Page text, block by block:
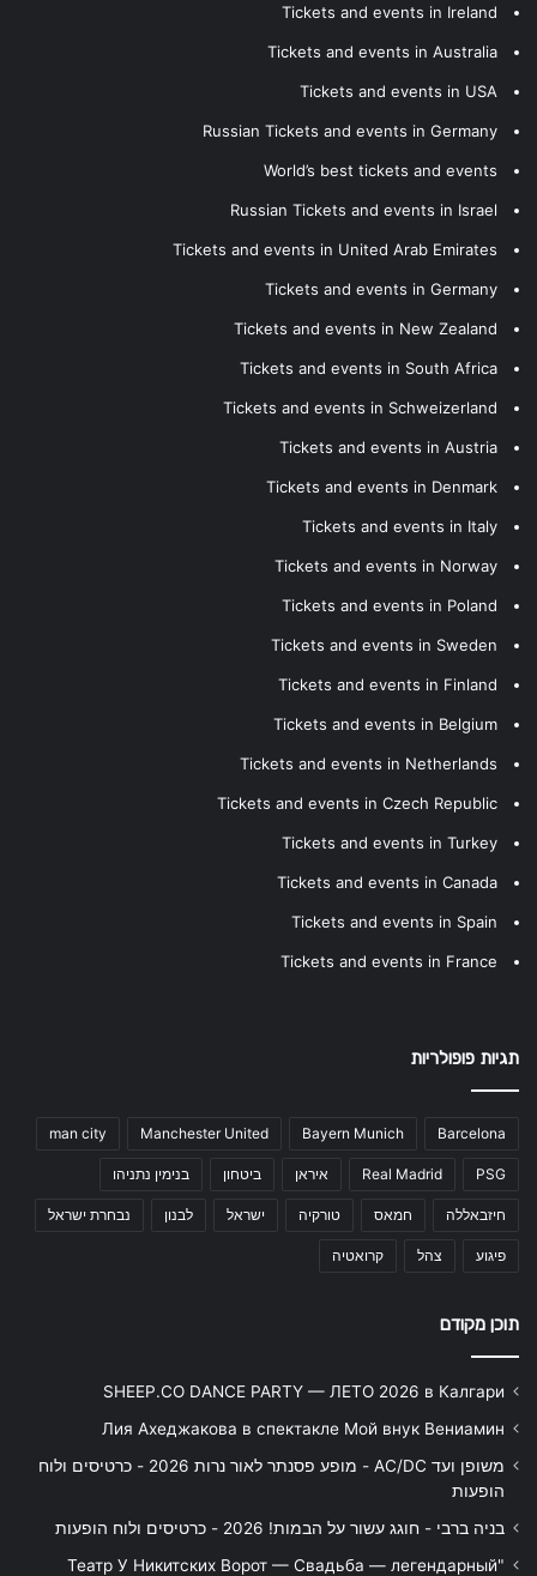
Tickets and events in Ireland
Tickets and events in Australia
Tickets and events in USA
Russian Tickets and events in Germany
World’s best tickets and events
Russian Tickets and events in Israel
Tickets and events in United Arab Emirates
Tickets and events in Germany
Tickets and events in New Zealand
Tickets and events in South Africa
Tickets and events in Schweizerland
Tickets and events in Austria
Tickets and events in Denmark
Tickets and events in Italy
Tickets and events in Norway
Tickets and events in Poland
Tickets and events in Sweden
Tickets and events in Finland
Tickets and events in Belgium
Tickets and events in Netherlands
Tickets and events in Czech Republic
Tickets and events in Turkey
Tickets and events in Canada
Tickets and events in Spain
Tickets and events in France
תגיות פופולריות
Barcelona
Bayern Munich
Manchester United
man city
PSG
Real Madrid איראן ביטחון בנימין נתניהו
חיזבאללה חמאס טורקיה ישראל לבנון נבחרת ישראל
פיגוע צהל קרואטיה
תוכן מקודם
SHEEP.CO DANCE PARTY — ЛЕТО 2026 в Калгари
Лия Ахеджакова в спектакле Мой внук Вениамин
משופן ועד AC/DC - מופע פסנתר לאור נרות 2026 - כרטיסים ולוח
הופעות
בניה ברבי - חוגג עשור על הבמות! 2026 - כרטיסים ולוח הופעות
"Театр У Никитских Ворот — Свадьба — легендарный